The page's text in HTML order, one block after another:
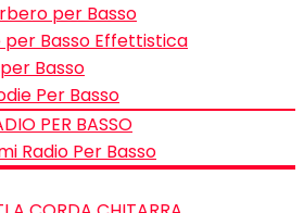
per Basso
per Basso Effettistica
Basso
Per Basso
PER BASSO
Radio Per Basso